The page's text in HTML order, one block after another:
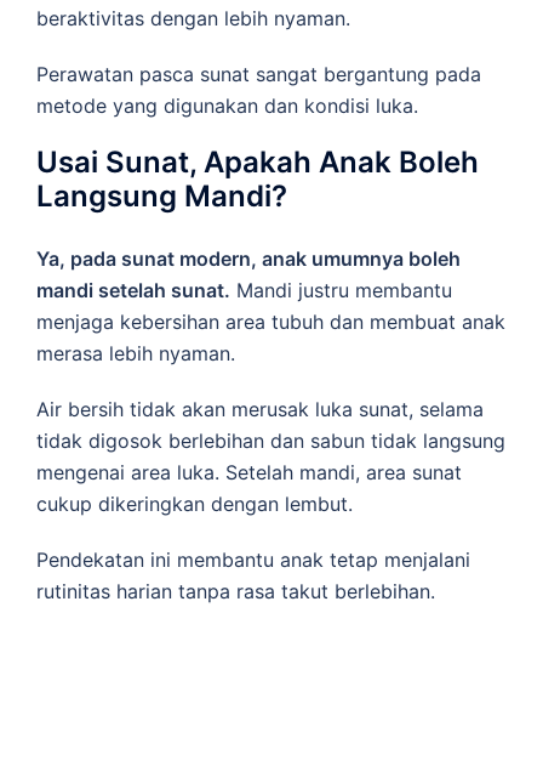
beraktivitas dengan lebih nyaman.
Perawatan pasca sunat sangat bergantung pada
metode yang digunakan dan kondisi luka.
Usai Sunat, Apakah Anak Boleh
Langsung Mandi?
Ya, pada sunat modern, anak umumnya boleh
mandi setelah sunat. Mandi justru membantu
menjaga kebersihan area tubuh dan membuat anak
merasa lebih nyaman.
Air bersih tidak akan merusak luka sunat, selama
tidak digosok berlebihan dan sabun tidak langsung
mengenai area luka. Setelah mandi, area sunat
cukup dikeringkan dengan lembut.
Pendekatan ini membantu anak tetap menjalani
rutinitas harian tanpa rasa takut berlebihan.